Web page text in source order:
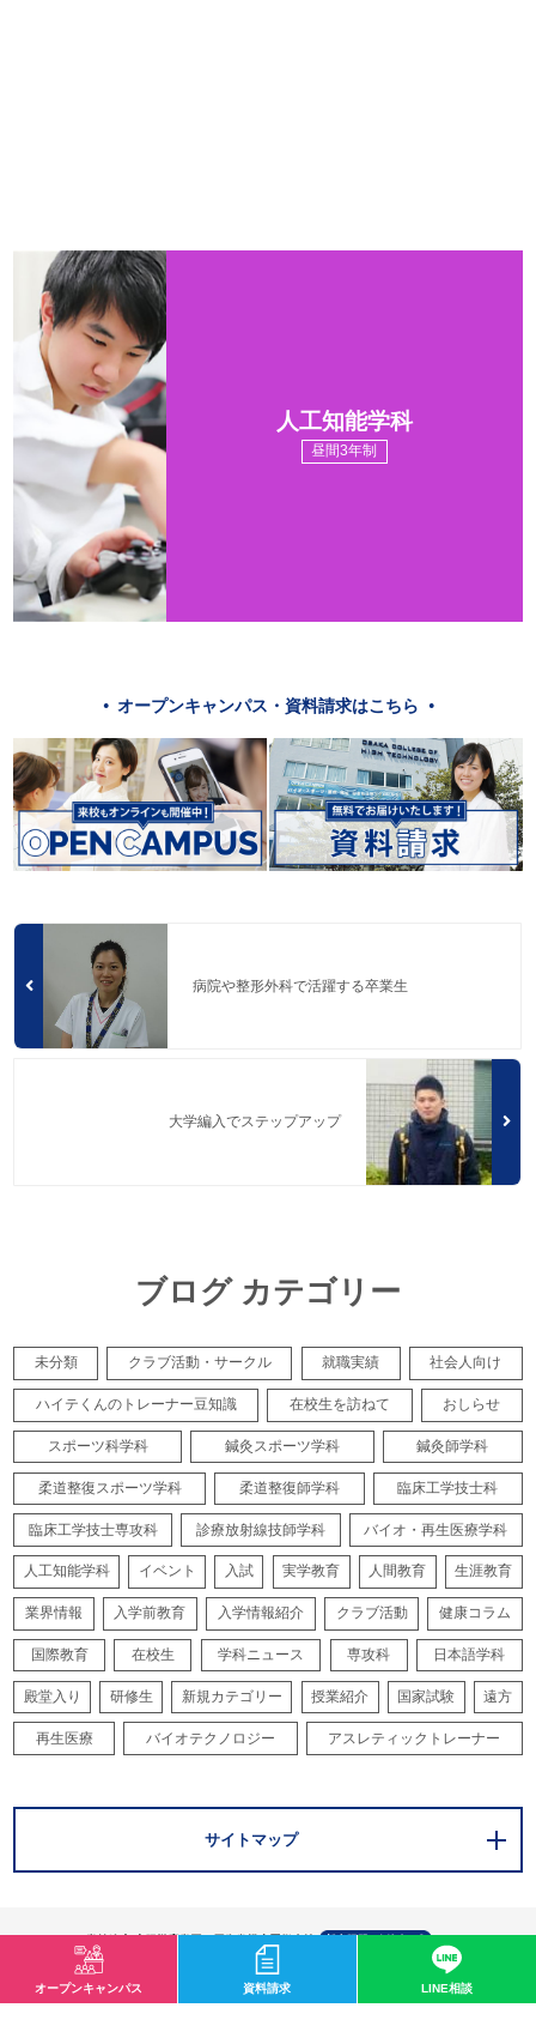
人工知能学科
昼間3年制
オープンキャンパス・資料請求はこちら
病院や整形外科で活躍する卒業生
大学編入でステップアップ
ブログ カテゴリー
未分類 クラブ活動・サークル 就職実績 社会人向け
ハイテくんのトレーナー豆知識 在校生を訪ねて おしらせ
スポーツ科学科 鍼灸スポーツ学科 鍼灸師学科
柔道整復スポーツ学科 柔道整復師学科 臨床工学技士科
臨床工学技士専攻科 診療放射線技師学科 バイオ・再生医療学科
人工知能学科 イベント 入試 実学教育 人間教育 生涯教育
業界情報 入学前教育 入学情報紹介 クラブ活動 健康コラム
国際教育 在校生 学科ニュース 専攻科 日本語学科
殿堂入り 研修生 新規カテゴリー 授業紹介 国家試験 遠方
再生医療 バイオテクノロジー アスレティックトレーナー
サイトマップ
〒532-0003 大阪市淀川区宮原1-2-43
オープンキャンパス 資料請求 LINE相談